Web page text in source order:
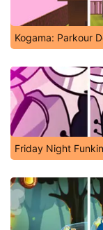
Kogama: Parkour
Friday Night